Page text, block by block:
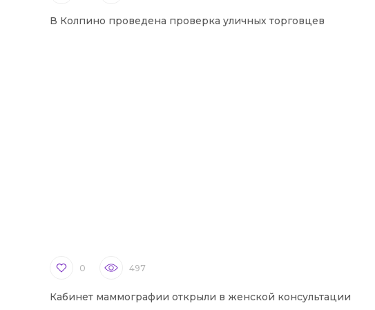
В Колпино проведена проверка уличных торговцев
0 497
Кабинет маммографии открыли в женской консультации